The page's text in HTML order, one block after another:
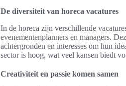
De diversiteit van horeca vacatures
In de horeca zijn verschillende
evenementenplanners en managers.
achtergronden en interesses om hun
sector is hoog, wat veel kansen biedt
Creativiteit en passie komen samen